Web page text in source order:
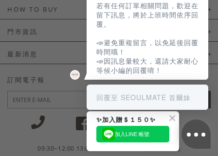
HOW TO BUY
如何購買
會員常見問題
訂單常見問題
商品售後服務
電子發票
門市資訊
門市資訊
最新消息
LINE官方會員活動
訂閱電子報
JOIN
09:30~12:00 13:00~18:30 / Mon - Fri(例假日除外)
✨加入贈＄１５０✨
加入LINE 帳號
若有任何訂單相關問題，歡迎在
留下訊息，將於上班時間依序回
覆。
📣避免重複留言，以免延後回覆
時間哦！
📣因訊息量較大，還請大家耐心
等候小編的回覆唷！
回覆至 SEOULMATE 首爾妹